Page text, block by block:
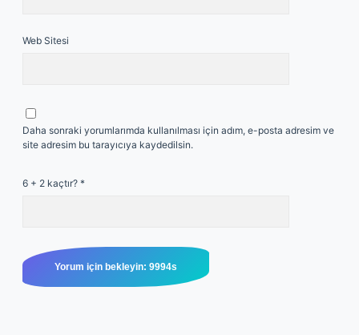
Web Sitesi
Daha sonraki yorumlarımda kullanılması için adım, e-posta adresim ve
site adresim bu tarayıcıya kaydedilsin.
6 + 2 kaçtır? *